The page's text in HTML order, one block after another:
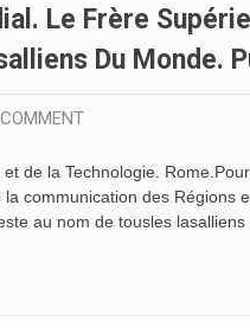
Le Frère
Du Monde.
de la Technologie.
communication des Régions
au nom de tousles